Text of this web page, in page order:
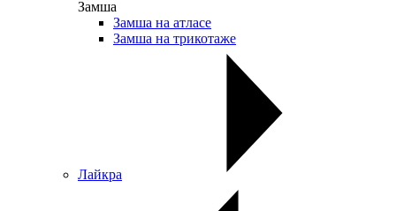
Замша
Замша на атласе
Замша на трикотаже
Лайкра